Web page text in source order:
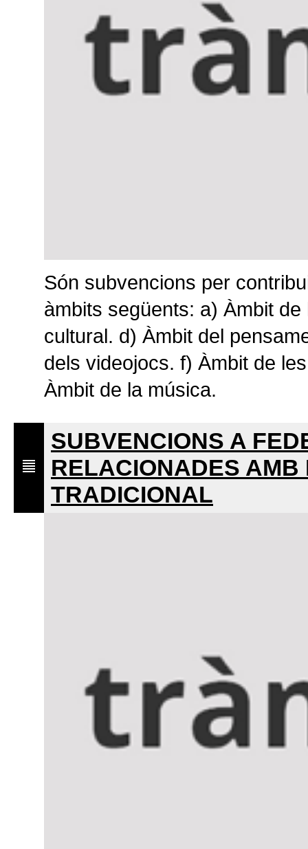
Són subvencions per
àmbits següents: a) Àmbit
cultural. d) Àmbit del
dels videojocs. f) Àmbit de
Àmbit de la música.
SUBVENCIONS A
RELACIONADES AMB
TRADICIONAL